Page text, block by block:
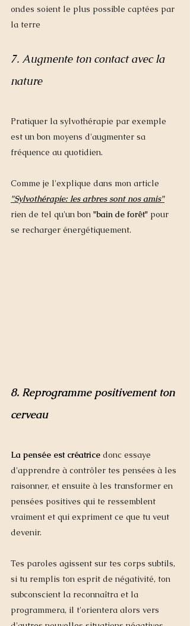
ondes soient le plus possible captées par
la terre
7. Augmente ton contact avec la
nature
Pratiquer la sylvothérapie par exemple
est un bon moyens d'augmenter sa
fréquence au quotidien.
Comme je l'explique dans mon article
"Sylvothérapie: les arbres sont nos amis"
rien de tel qu'un bon "bain de forêt" pour
se recharger énergétiquement.
8. Reprogramme positivement ton
cerveau
La pensée est créatrice donc essaye
d'apprendre à contrôler tes pensées à les
raisonner, et ensuite à les transformer en
pensées positives qui te ressemblent
vraiment et qui expriment ce que tu veut
devenir.
Tes paroles agissent sur tes corps subtils,
si tu remplis ton esprit de négativité, ton
subconscient la reconnaîtra et la
programmera, il t'orientera alors vers